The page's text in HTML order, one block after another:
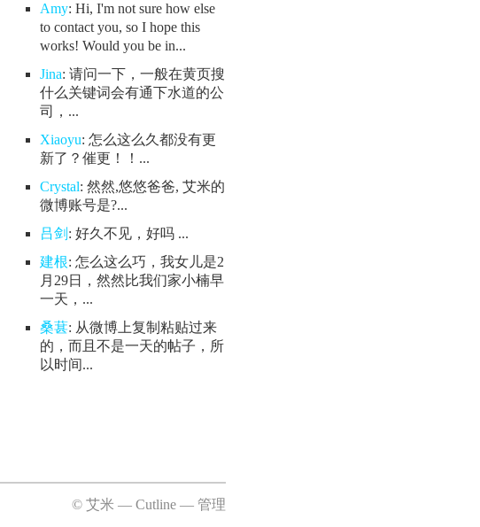
Amy: Hi, I'm not sure how else
to contact you, so I hope this
works! Would you be in...
Jina: 请问一下，一般在黄页搜
什么关键词会有通下水道的公
司，...
Xiaoyu: 怎么这么久都没有更
新了？催更！！...
Crystal: 然然,悠悠爸爸, 艾米的
微博账号是?...
吕剑 : 好久不见，好吗 ...
建根: 怎么这么巧，我女儿是2
月29日，然然比我们家小楠早
一天，...
桑葚: 从微博上复制粘贴过来
的，而且不是一天的帖子，所
以时间...
© 艾米 — Cutline — 管理